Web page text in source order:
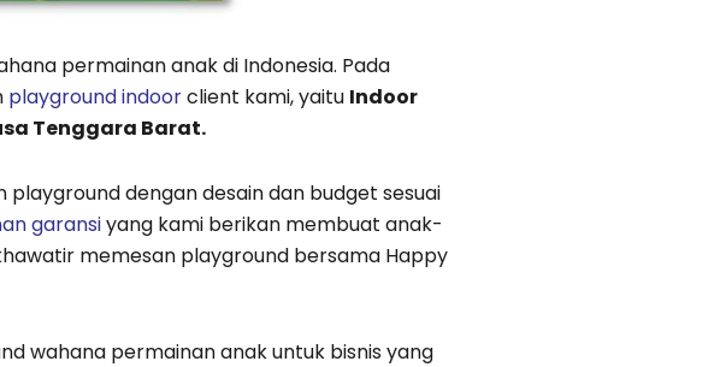
permainan anak di Indonesia. Pada
playground indoorclient kami, yaitu Indoor
Tenggara Barat.
dengan desain dan budget sesuai
garansiyang kami berikan membuat anak-
memesan playground bersama Happy
wahana permainan anak untuk bisnis yang